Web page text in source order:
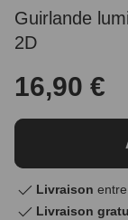
Guirlande
2D
16,90 €
Livraison
Livraison